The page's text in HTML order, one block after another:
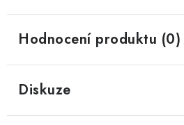
Hodnocení produktu (0)
Diskuze